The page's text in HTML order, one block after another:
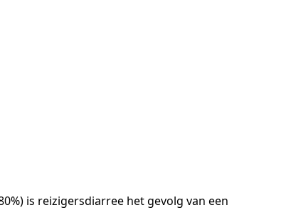
is reizigersdiarree het gevolg van een